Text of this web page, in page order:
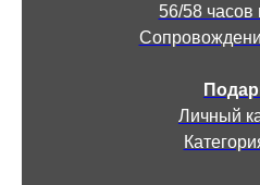
56/58 часов
Личный